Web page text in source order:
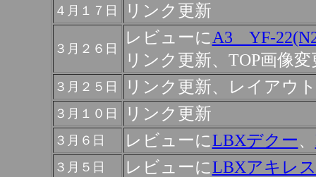
４月１７日 リンク更新
３月２６日
レビューに A3 YF-
リンク更新、TOP画像変
３月２５日 リンク更新、レイアウ
３月１０日 リンク更新
３月６日 レビューにLBXデクー、
３月５日 レビューにLBXアキレス